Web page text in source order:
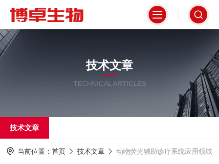
技术文章
TECHNICAL ARTICLES
技术文章
当前位置： 首页 技术文章 动物荧光辅助诊疗系统应用领域